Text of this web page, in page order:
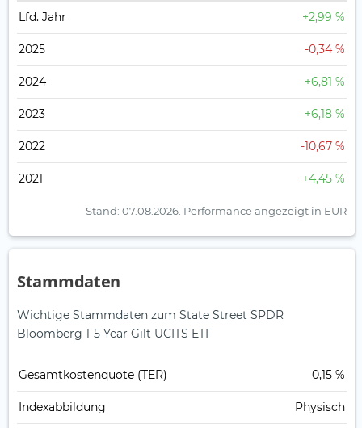
Lfd. Jahr +2,99 %
2025 -0,34 %
2024 +6,81 %
2023 +6,18 %
2022 -10,67 %
2021 +4,45 %
Stand: 07.08.2026. Performance angezeigt in EUR
Stammdaten
Wichtige Stammdaten zum State Street SPDR
Bloomberg 1-5 Year Gilt UCITS ETF
Gesamt­kosten­quote (TER) 0,15 %
Index­abbildung Physisch